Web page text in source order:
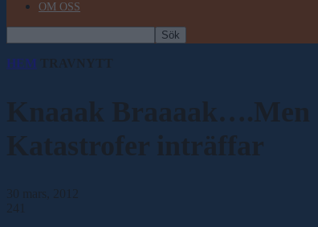
OM OSS
HEM TRAVNYTT
Knaaak Braaaak….Men
Katastrofer inträffar
30 mars, 2012
241